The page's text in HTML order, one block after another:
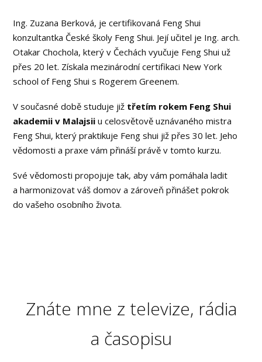
Ing. Zuzana Berková, je certifikovaná Feng Shui
konzultantka České školy Feng Shui. Její učitel je Ing. arch.
Otakar Chochola, který v Čechách vyučuje Feng Shui už
přes 20 let. Získala mezinárodní certifikaci New York
school of Feng Shui s Rogerem Greenem.
V současné době studuje již třetím rokem Feng Shui
akademii v Malajsii u celosvětově uznávaného mistra
Feng Shui, který praktikuje Feng shui již přes 30 let. Jeho
vědomosti a praxe vám přináší právě v tomto kurzu.
Své vědomosti propojuje tak, aby vám pomáhala ladit
a harmonizovat váš domov a zároveň přinášet pokrok
do vašeho osobního života.
Znáte mne z televize, rádia
a časopisu